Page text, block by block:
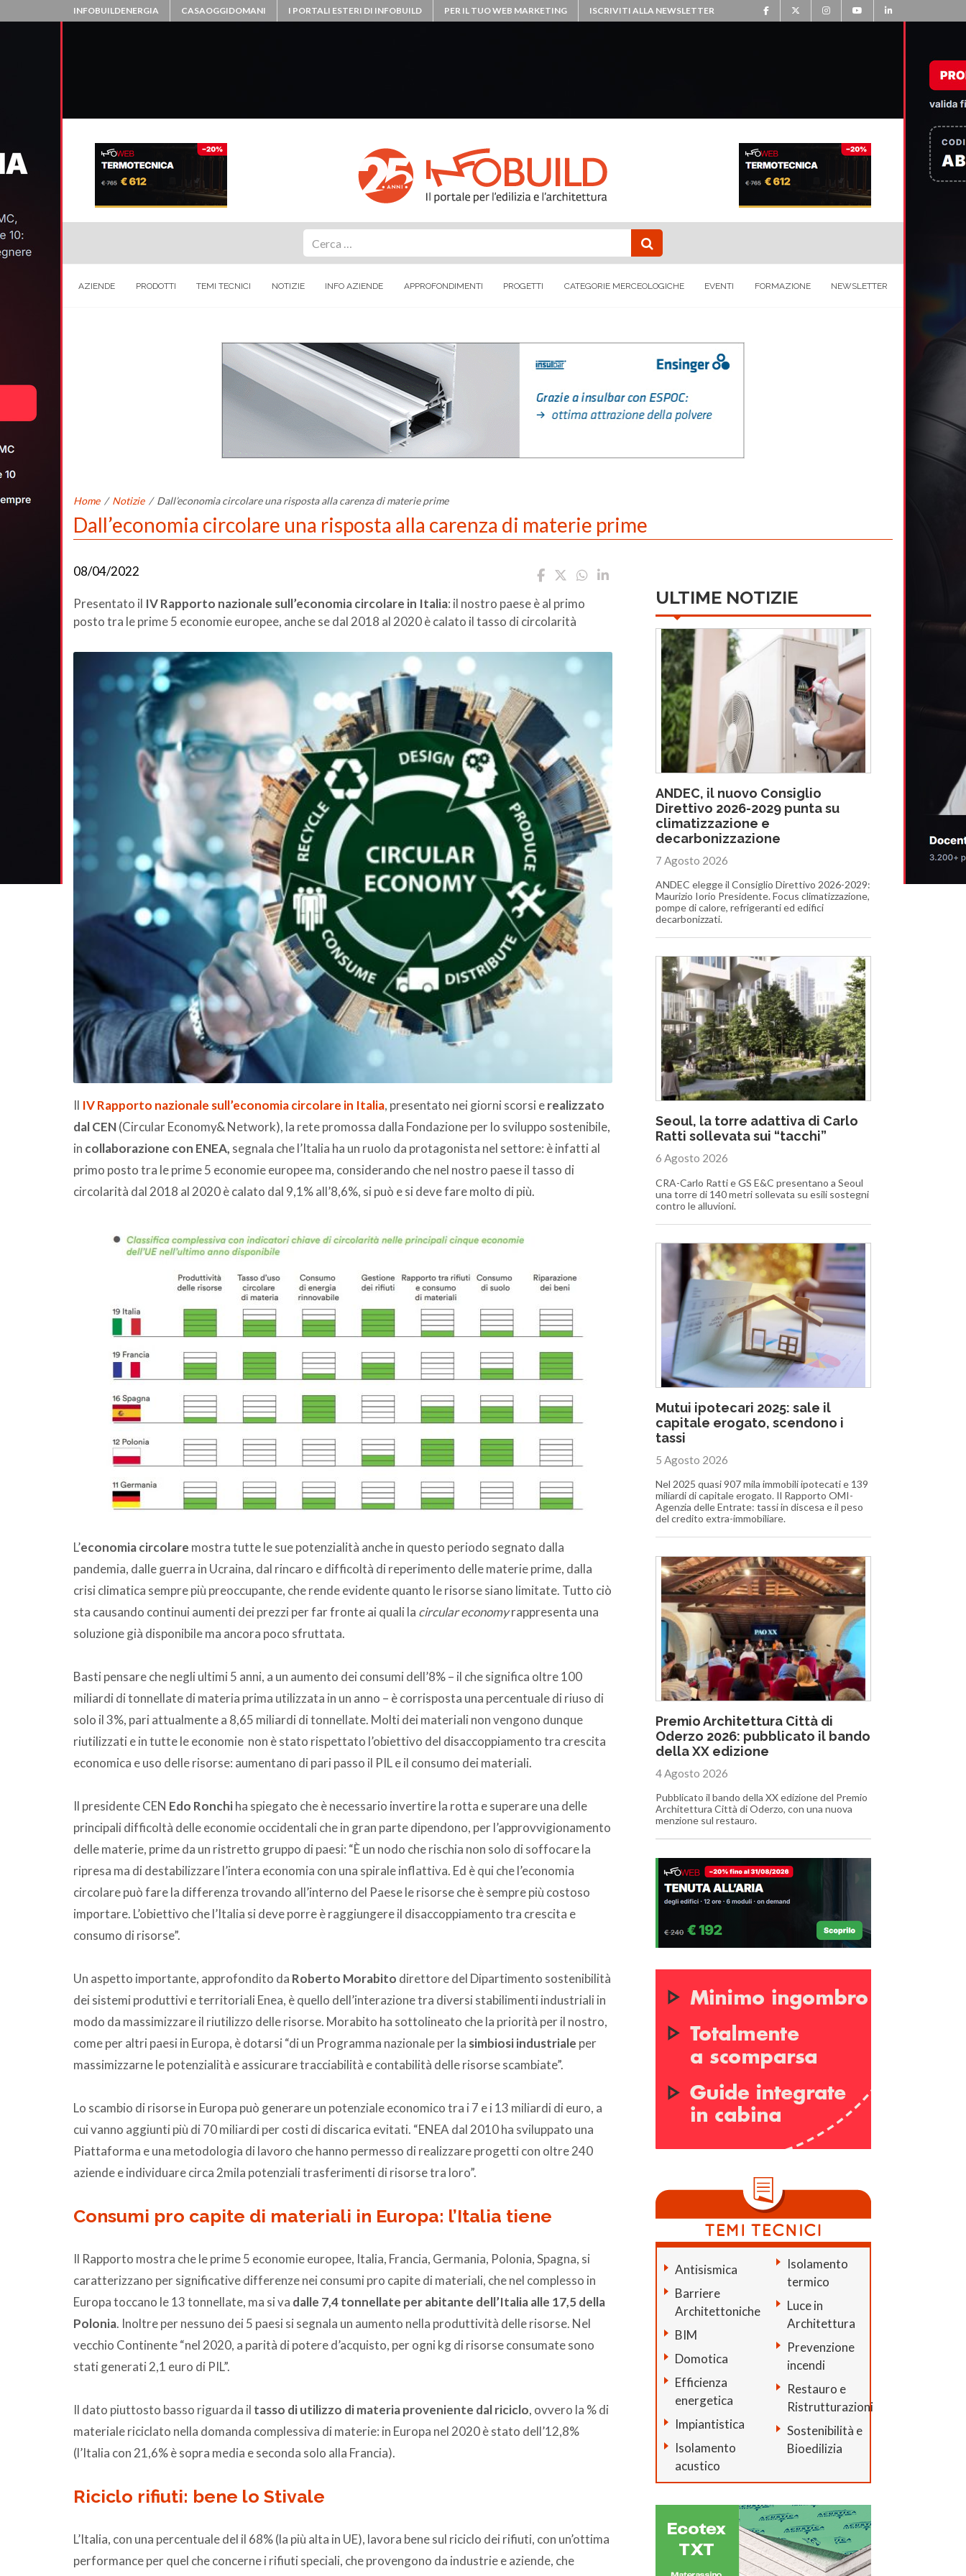
INFOBUILDENERGIA CASAOGGIDOMANI I PORTALI ESTERI DI INFOBUILD PER IL TUO WEB MARKETING ISCRIVITI ALLA NEWSLETTER
AZIENDE PRODOTTI TEMI TECNICI NOTIZIE INFO AZIENDE APPROFONDIMENTI PROGETTI CATEGORIE MERCEOLOGICHE EVENTI FORMAZIONE NEWSLETTER
Home / Notizie / Dall’economia circolare una risposta alla carenza di materie prime
Dall’economia circolare una risposta alla carenza di materie prime
08/04/2022
Presentato il IV Rapporto nazionale sull’economia circolare in Italia: il nostro paese è al primo
posto tra le prime 5 economie europee, anche se dal 2018 al 2020 è calato il tasso di circolarità
Il IV Rapporto nazionale sull’economia circolare in Italia, presentato nei giorni scorsi erealizzato
dal CEN(Circular Economy& Network), la rete promossa dalla Fondazione per lo sviluppo sostenibile,
in collaborazione con ENEA, segnala che l’Italia ha un ruolo da protagonista nel settore: è infatti al
primo posto tra le prime 5 economie europee ma, considerando che nel nostro paese il tasso di
circolarità dal 2018 al 2020 è calato dal 9,1% all’8,6%, si può e si deve fare molto di più.
L’economia circolare mostra tutte le sue potenzialità anche in questo periodo segnato dalla
pandemia, dalle guerra in Ucraina, dal rincaro e difficoltà di reperimento delle materie prime, dalla
crisi climatica sempre più preoccupante, che rende evidente quanto le risorse siano limitate. Tutto ciò
sta causando continui aumenti dei prezzi per far fronte ai quali la circular economyrappresenta una
soluzione già disponibile ma ancora poco sfruttata.
Basti pensare che negli ultimi 5 anni, a un aumento dei consumi dell’8% – il che significa oltre 100
miliardi di tonnellate di materia prima utilizzata in un anno – è corrisposta una percentuale di riuso di
solo il 3%, pari attualmente a 8,65 miliardi di tonnellate. Molti dei materiali non vengono dunque
riutilizzati e in tutte le economie non è stato rispettato l’obiettivo del disaccoppiamento tra crescita
economica e uso delle risorse: aumentano di pari passo il PIL e il consumo dei materiali.
Il presidente CEN Edo Ronchiha spiegato che è necessario invertire la rotta e superare una delle
principali difficoltà delle economie occidentali che in gran parte dipendono, per l’approvvigionamento
delle materie, prime da un ristretto gruppo di paesi: “È un nodo che rischia non solo di soffocare la
ripresa ma di destabilizzare l’intera economia con una spirale inflattiva. Ed è qui che l’economia
circolare può fare la differenza trovando all’interno del Paese le risorse che è sempre più costoso
importare. L’obiettivo che l’Italia si deve porre è raggiungere il disaccoppiamento tra crescita e
consumo di risorse”.
Un aspetto importante, approfondito da Roberto Morabito direttore del Dipartimento sostenibilità
dei sistemi produttivi e territoriali Enea, è quello dell’interazione tra diversi stabilimenti industriali in
modo da massimizzare il riutilizzo delle risorse. Morabito ha sottolineato che la priorità per il nostro,
come per altri paesi in Europa, è dotarsi “di un Programma nazionale per la simbiosi industriale per
massimizzarne le potenzialità e assicurare tracciabilità e contabilità delle risorse scambiate”.
Lo scambio di risorse in Europa può generare un potenziale economico tra i 7 e i 13 miliardi di euro, a
cui vanno aggiunti più di 70 miliardi per costi di discarica evitati. “ENEA dal 2010 ha sviluppato una
Piattaforma e una metodologia di lavoro che hanno permesso di realizzare progetti con oltre 240
aziende e individuare circa 2mila potenziali trasferimenti di risorse tra loro”.
Consumi pro capite di materiali in Europa: l’Italia tiene
Il Rapporto mostra che le prime 5 economie europee, Italia, Francia, Germania, Polonia, Spagna, si
caratterizzano per significative differenze nei consumi pro capite di materiali, che nel complesso in
Europa toccano le 13 tonnellate, ma si va dalle 7,4 tonnellate per abitante dell’Italia alle 17,5 della
Polonia. Inoltre per nessuno dei 5 paesi si segnala un aumento nella produttività delle risorse. Nel
vecchio Continente “nel 2020, a parità di potere d’acquisto, per ogni kg di risorse consumate sono
stati generati 2,1 euro di PIL”.
Il dato piuttosto basso riguarda il tasso di utilizzo di materia proveniente dal riciclo, ovvero la % di
materiale riciclato nella domanda complessiva di materie: in Europa nel 2020 è stato dell’12,8%
(l’Italia con 21,6% è sopra media e seconda solo alla Francia).
Riciclo rifiuti: bene lo Stivale
L’Italia, con una percentuale del il 68% (la più alta in UE), lavora bene sul riciclo dei rifiuti, con un’ottima
performance per quel che concerne i rifiuti speciali, che provengono da industrie e aziende, che
ULTIME NOTIZIE
ANDEC, il nuovo Consiglio
Direttivo 2026-2029 punta su
climatizzazione e
decarbonizzazione
7 Agosto 2026
ANDEC elegge il Consiglio Direttivo 2026-2029:
Maurizio Iorio Presidente. Focus climatizzazione,
pompe di calore, refrigeranti ed edifici
decarbonizzati.
Seoul, la torre adattiva di Carlo
Ratti sollevata sui “tacchi”
6 Agosto 2026
CRA-Carlo Ratti e GS E&C presentano a Seoul
una torre di 140 metri sollevata su esili sostegni
contro le alluvioni.
Mutui ipotecari 2025: sale il
capitale erogato, scendono i
tassi
5 Agosto 2026
Nel 2025 quasi 907 mila immobili ipotecati e 139
miliardi di capitale erogato. Il Rapporto OMI-
Agenzia delle Entrate: tassi in discesa e il peso
del credito extra-immobiliare.
Premio Architettura Città di
Oderzo 2026: pubblicato il bando
della XX edizione
4 Agosto 2026
Pubblicato il bando della XX edizione del Premio
Architettura Città di Oderzo, con una nuova
menzione sul restauro.
Antisismica
Barriere
Architettoniche
BIM
Domotica
Efficienza
energetica
Impiantistica
Isolamento
acustico
Isolamento
termico
Luce in
Architettura
Prevenzione
incendi
Restauro e
Ristrutturazioni
Sostenibilità e
Bioedilizia